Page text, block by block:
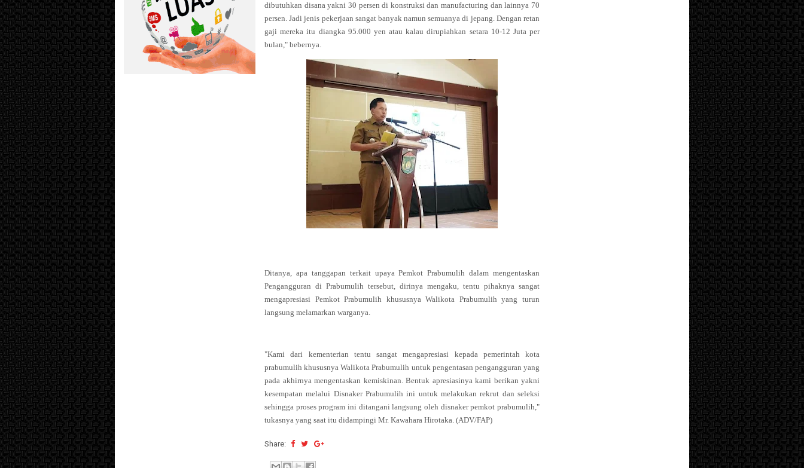
dibutuhkan disana yakni 30 persen di konstruksi dan manufacturing dan lainnya 70
persen. Jadi jenis pekerjaan sangat banyak namun semuanya di jepang. Dengan retan
gaji mereka itu diangka 95.000 yen atau kalau dirupiahkan setara 10-12 Juta per
bulan," bebernya.
Ditanya, apa tanggapan terkait upaya Pemkot Prabumulih dalam mengentaskan
Pengangguran di Prabumulih tersebut, dirinya mengaku, tentu pihaknya sangat
mengapresiasi Pemkot Prabumulih khususnya Walikota Prabumulih yang turun
langsung melamarkan warganya.
"Kami dari kementerian tentu sangat mengapresiasi kepada pemerintah kota
prabumulih khususnya Walikota Prabumulih untuk pengentasan pengangguran yang
pada akhirnya mengentaskan kemiskinan. Bentuk apresiasinya kami berikan yakni
kesempatan melalui Disnaker Prabumulih ini untuk melakukan rekrut dan seleksi
sehingga proses program ini ditangani langsung oleh disnaker pemkot prabumulih,"
tukasnya yang saat itu didampingi Mr. Kawahara Hirotaka. (ADV/FAP)
Share: